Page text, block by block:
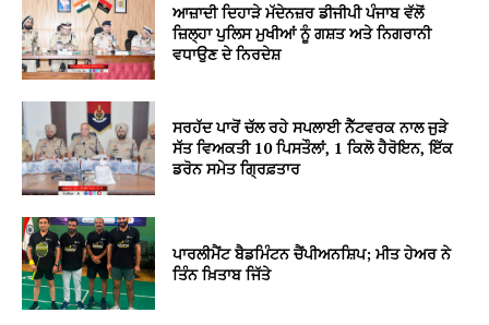
ਆਜ਼ਾਦੀ ਦਿਹਾੜੇ ਮੱਦੇਨਜ਼ਰ ਡੀਜੀਪੀ ਪੰਜਾਬ ਵੱਲੋਂ
ਜ਼ਿਲ੍ਹਾ ਪੁਲਿਸ ਮੁਖੀਆਂ ਨੂੰ ਗਸ਼ਤ ਅਤੇ ਨਿਗਰਾਨੀ
ਵਧਾਉਣ ਦੇ ਨਿਰਦੇਸ਼
ਸਰਹੱਦ ਪਾਰੋਂ ਚੱਲ ਰਹੇ ਸਪਲਾਈ ਨੈੱਟਵਰਕ ਨਾਲ ਜੁੜੇ
ਸੱਤ ਵਿਅਕਤੀ 10 ਪਿਸਤੌਲਾਂ, 1 ਕਿਲੋ ਹੈਰੋਇਨ, ਇੱਕ
ਡਰੋਨ ਸਮੇਤ ਗ੍ਰਿਫ਼ਤਾਰ
ਪਾਰਲੀਮੈਂਟ ਬੈਡਮਿੰਟਨ ਚੈਂਪੀਅਨਸ਼ਿਪ; ਮੀਤ ਹੇਅਰ ਨੇ
ਤਿੰਨ ਖ਼ਿਤਾਬ ਜਿੱਤੇ